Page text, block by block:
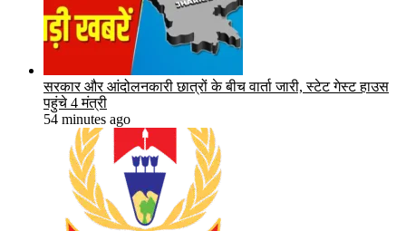
सरकार और आंदोलनकारी छात्रों के बीच वार्ता जारी, स्टेट गेस्ट हाउस
पहुंचे 4 मंत्री
54 minutes ago